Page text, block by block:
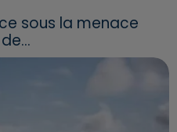
sous la menace